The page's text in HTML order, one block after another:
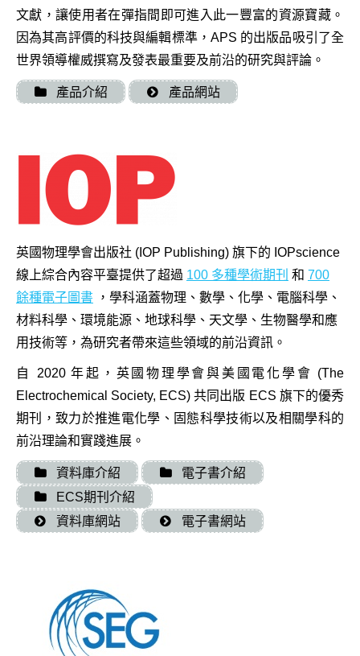
文獻，讓使用者在彈指間即可進入此一豐富的資源寶藏。
因為其高評價的科技與編輯標準，APS 的出版品吸引了全
世界領導權威撰寫及發表最重要及前沿的研究與評論。
產品介紹 產品網站
英國物理學會出版社 (IOP Publishing) 旗下的 IOPscience
線上綜合內容平臺提供了超過 100 多種學術期刊 和 700
餘種電子圖書 ，學科涵蓋物理、數學、化學、電腦科學、
材料科學、環境能源、地球科學、天文學、生物醫學和應
用技術等，為研究者帶來這些領域的前沿資訊。
自 2020 年起，英國物理學會與美國電化學會 (The
Electrochemical Society, ECS) 共同出版 ECS 旗下的優秀
期刊，致力於推進電化學、固態科學技術以及相關學科的
前沿理論和實踐進展。
資料庫介紹
電子書介紹
ECS期刊介紹
資料庫網站
電子書網站